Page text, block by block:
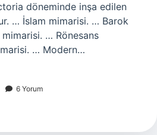
döneminde inşa edilen
… İslam mimarisi. … Barok
… Rönesans
… Modern…
6 Yorum